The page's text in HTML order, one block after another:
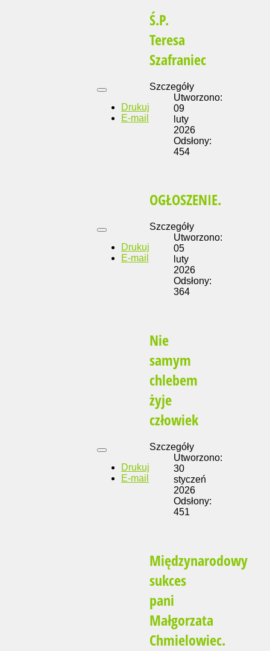
Ś.P.
Teresa
Szafraniec
Drukuj
E-mail
Szczegóły
Utworzono:
09
luty
2026
Odsłony:
454
OGŁOSZENIE.
Drukuj
E-mail
Szczegóły
Utworzono:
05
luty
2026
Odsłony:
364
Nie
samym
chlebem
żyje
człowiek
Drukuj
E-mail
Szczegóły
Utworzono:
30
styczeń
2026
Odsłony:
451
Międzynarodowy
sukces
pani
Małgorzata
Chmielowiec.